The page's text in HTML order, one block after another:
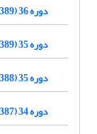
دوره 36 (1389)
دوره 35 (1389)
دوره 35 (1388)
دوره 34 (1387)